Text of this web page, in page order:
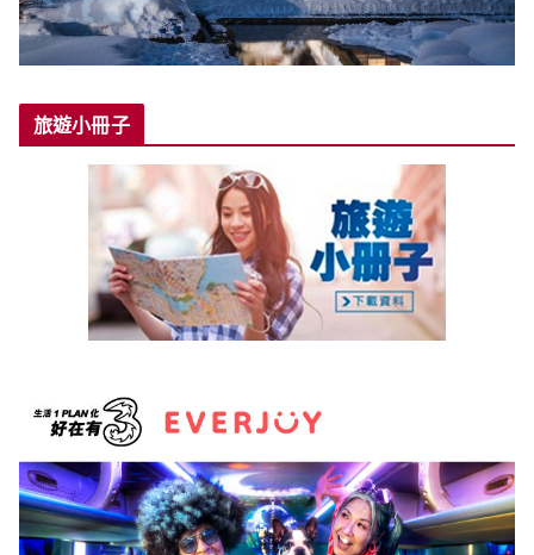
旅遊小冊子